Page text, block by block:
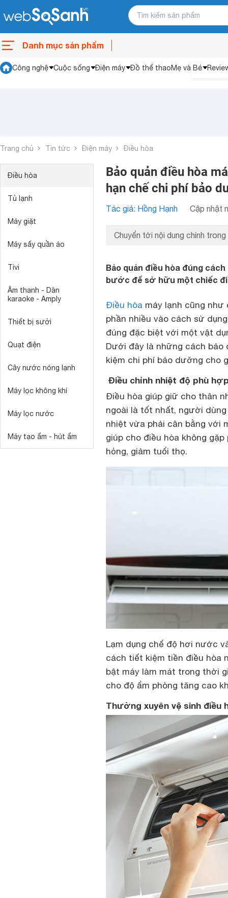
Danh mục sản phẩm
Công nghệ Cuộc sống Điện máy Đồ thể thaoMẹ và Bé
Trang chủ Tin tức Điện máy Điều hòa
Điều hòa
Tủ lạnh
Máy giặt
Máy sấy quần áo
Tivi
Âm thanh - Dàn
karaoke - Amply
Thiết bị sưởi
Quạt điện
Cây nước nóng lạnh
Máy lọc không khí
Máy lọc nước
Máy tạo ẩm - hút ẩm
Bảo quản điều hòa
hạn chế chi phí bảo
Tác giả: Hồng Hạnh Cập nhật
Chuyển tới nội dung chính trong
Bảo quản điều hòa đúng
bước để sở hữu một chiếc
Điều hòa máy lạnh cũng
phần nhiều vào cách sử
đúng đặc biệt với một vật
Dưới đây là những cách
kiệm chi phí bảo dưỡng cho
Điều chỉnh nhiệt độ phù
Điều hòa giúp giữ cho thân
ngoài là tốt nhất, người
nhiệt vừa phải cân bằng với
giúp cho điều hòa không
hỏng, giảm tuổi thọ.
Lạm dụng chế độ hơi nước
cách tiết kiệm tiền điều hòa
bật máy làm mát trong thời
cho độ ẩm phòng tăng cao
Thường xuyên vệ sinh điều